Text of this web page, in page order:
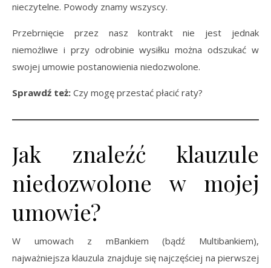
nieczytelne. Powody znamy wszyscy.
Przebrnięcie przez nasz kontrakt nie jest jednak
niemożliwe i przy odrobinie wysiłku można odszukać w
swojej umowie postanowienia niedozwolone.
Sprawdź też: Czy mogę przestać płacić raty?
Jak znaleźć klauzule
niedozwolone w mojej
umowie?
W umowach z mBankiem (bądź Multibankiem),
najważniejsza klauzula znajduje się najczęściej na pierwszej